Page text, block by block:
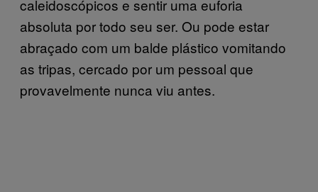
caleidoscópicos e sentir uma euforia
absoluta por todo seu ser. Ou pode estar
abraçado com um balde plástico vomitando
as tripas, cercado por um pessoal que
provavelmente nunca viu antes.